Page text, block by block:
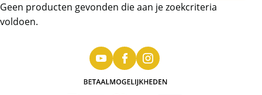
Geen producten gevonden die aan je zoekcriteria
voldoen.